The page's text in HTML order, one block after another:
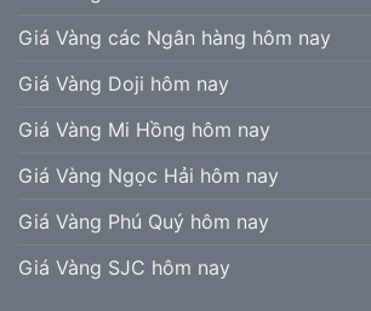
Giá Vàng các Ngân hàng hôm nay
Giá Vàng Doji hôm nay
Giá Vàng Mi Hồng hôm nay
Giá Vàng Ngọc Hải hôm nay
Giá Vàng Phú Quý hôm nay
Giá Vàng SJC hôm nay